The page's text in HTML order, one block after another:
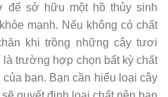
để sở hữu một hồ thủy sinh
mạnh. Nếu không có chất
khi trồng những cây tươi
là trường hợp chọn bất kỳ chất
bạn. Bạn cần hiểu loại cây